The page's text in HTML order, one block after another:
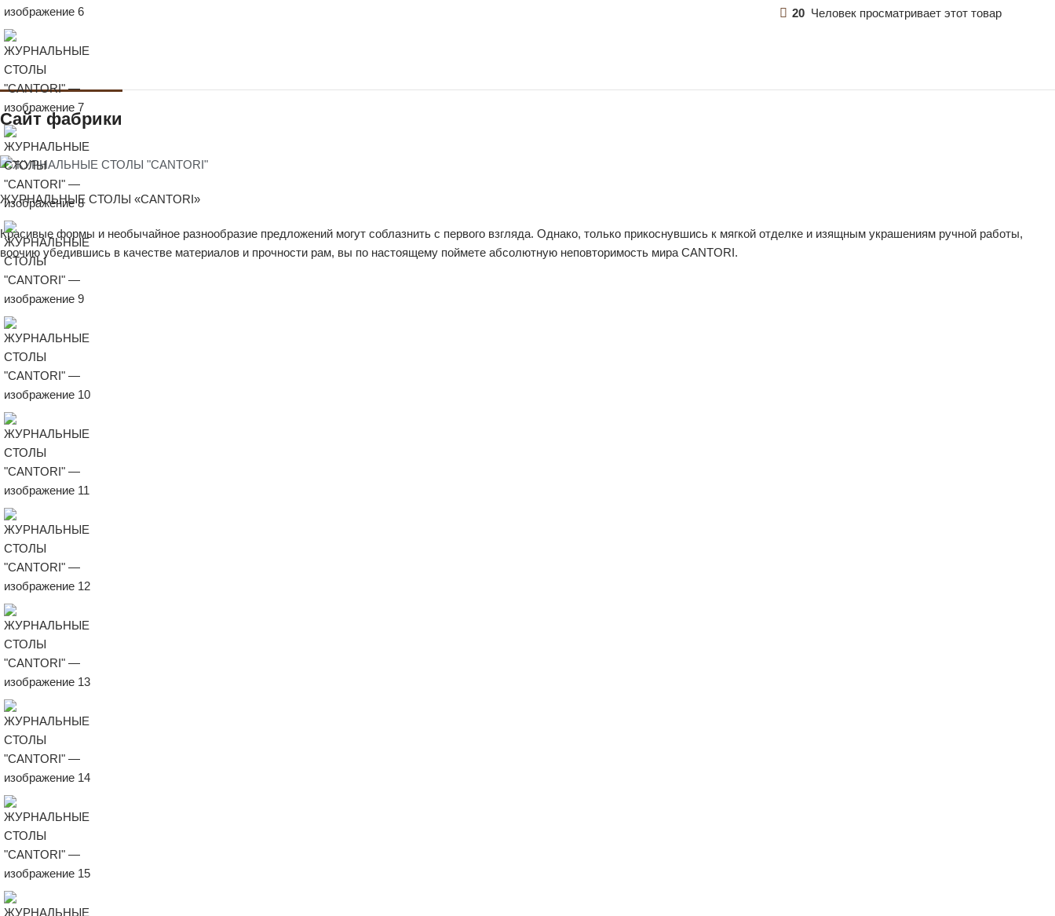
20 Человек просматривает этот товар
Сайт фабрики
ЖУРНАЛЬНЫЕ СТОЛЫ «CANTORI»
Красивые формы и необычайное разнообразие предложений могут соблазнить с первого взгляда. Однако, только прикоснувшись к мягкой отделке и изящным украшениям ручной работы,
воочию убедившись в качестве материалов и прочности рам, вы по настоящему поймете абсолютную неповторимость мира CANTORI.